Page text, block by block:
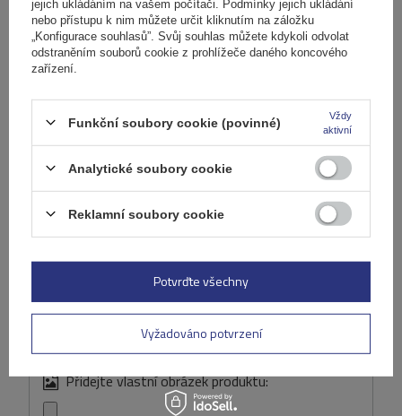
Položit otázku
Recenze
Napište svoji recenzi
Vaše hodnocení:
Obsah vašeho názoru
Přidejte vlastní obrázek produktu:
jejich ukládáním na vašem počítači. Podmínky jejich ukládání
nebo přístupu k nim můžete určit kliknutím na záložku
„Konfigurace souhlasů”. Svůj souhlas můžete kdykoli odvolat
odstraněním souborů cookie z prohlížeče daného koncového
zařízení.
Funkční soubory cookie (povinné)
Vždy
aktivní
Analytické soubory cookie
Reklamní soubory cookie
Vyžadováno potvrzení
Potvrďte všechny